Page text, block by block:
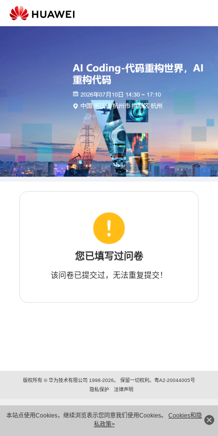
本站点使用Cookies，继续浏览表示您同意我们使用Cookies。 Cookies和隐
私政策>
您已填写过问卷
该问卷已提交过，无法重复提交！
版权所有 © 华为技术有限公司 1998-2026。 保留一切权利。粤A2-20044005号
隐私保护
法律声明